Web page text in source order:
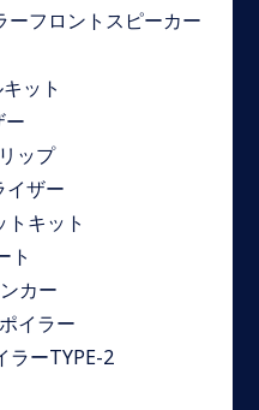
ーフロントスピーカー
ット
ップ
イザー
キット
ト
カー
イラー
ラーTYPE-2